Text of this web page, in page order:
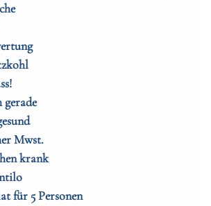
gerade
Mwst.
krank
für 5 Personen